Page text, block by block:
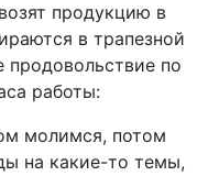
продукцию в
в трапезной
продовольствие по
работы:
молимся, потом
на какие-то темы,